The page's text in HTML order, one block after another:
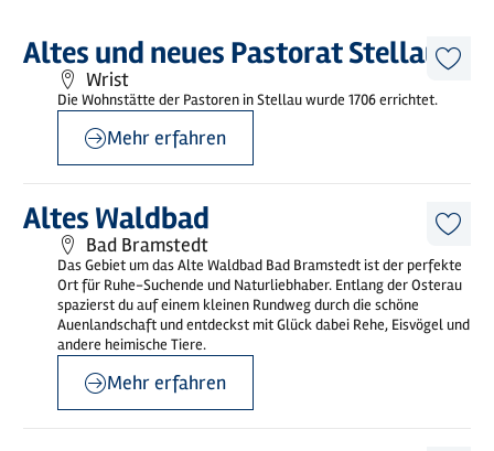
Altes und neues Pastorat Stellau
Wrist
Die Wohnstätte der Pastoren in Stellau wurde 1706 errichtet.
Mehr
erfahren
Mehr erfahren
Altes Waldbad
Bad Bramstedt
Das Gebiet um das Alte Waldbad Bad Bramstedt ist der perfekte
Ort für Ruhe-Suchende und Naturliebhaber. Entlang der Osterau
spazierst du auf einem kleinen Rundweg durch die schöne
Auenlandschaft und entdeckst mit Glück dabei Rehe, Eisvögel und
andere heimische Tiere.
Mehr
erfahren
Mehr erfahren